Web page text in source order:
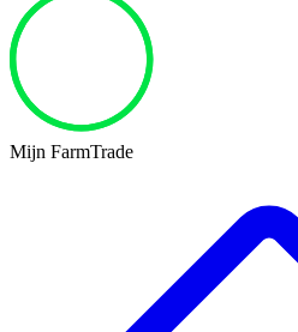
Mijn FarmTrade